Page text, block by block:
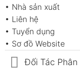
• Nhà sản xuất
• Liên hệ
• Tuyển dụng
• Sơ đồ Website
Đối Tác Phân